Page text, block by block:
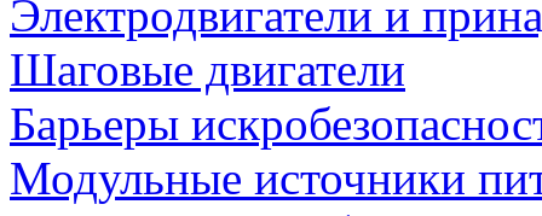
Электродвигатели и
Шаговые двигатели
Барьеры
Модульные источники